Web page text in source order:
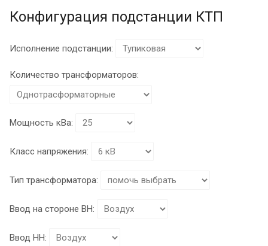
Конфигурация подстанции КТП
Исполнение подстанции:
Количество трансформаторов:
Мощность кВа:
Класс напряжения:
Тип трансформатора:
Ввод на стороне ВН:
Ввод НН: